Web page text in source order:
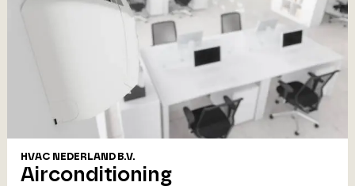
HVAC NEDERLAND B.V.
Airconditioning